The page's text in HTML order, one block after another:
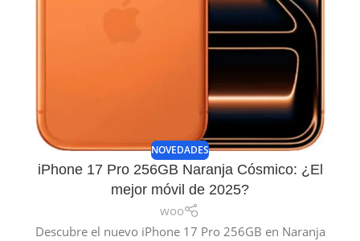
NOVEDADES
iPhone 17 Pro 256GB Naranja Cósmico: ¿El
mejor móvil de 2025?
woo
Descubre el nuevo iPhone 17 Pro 256GB en Naranja